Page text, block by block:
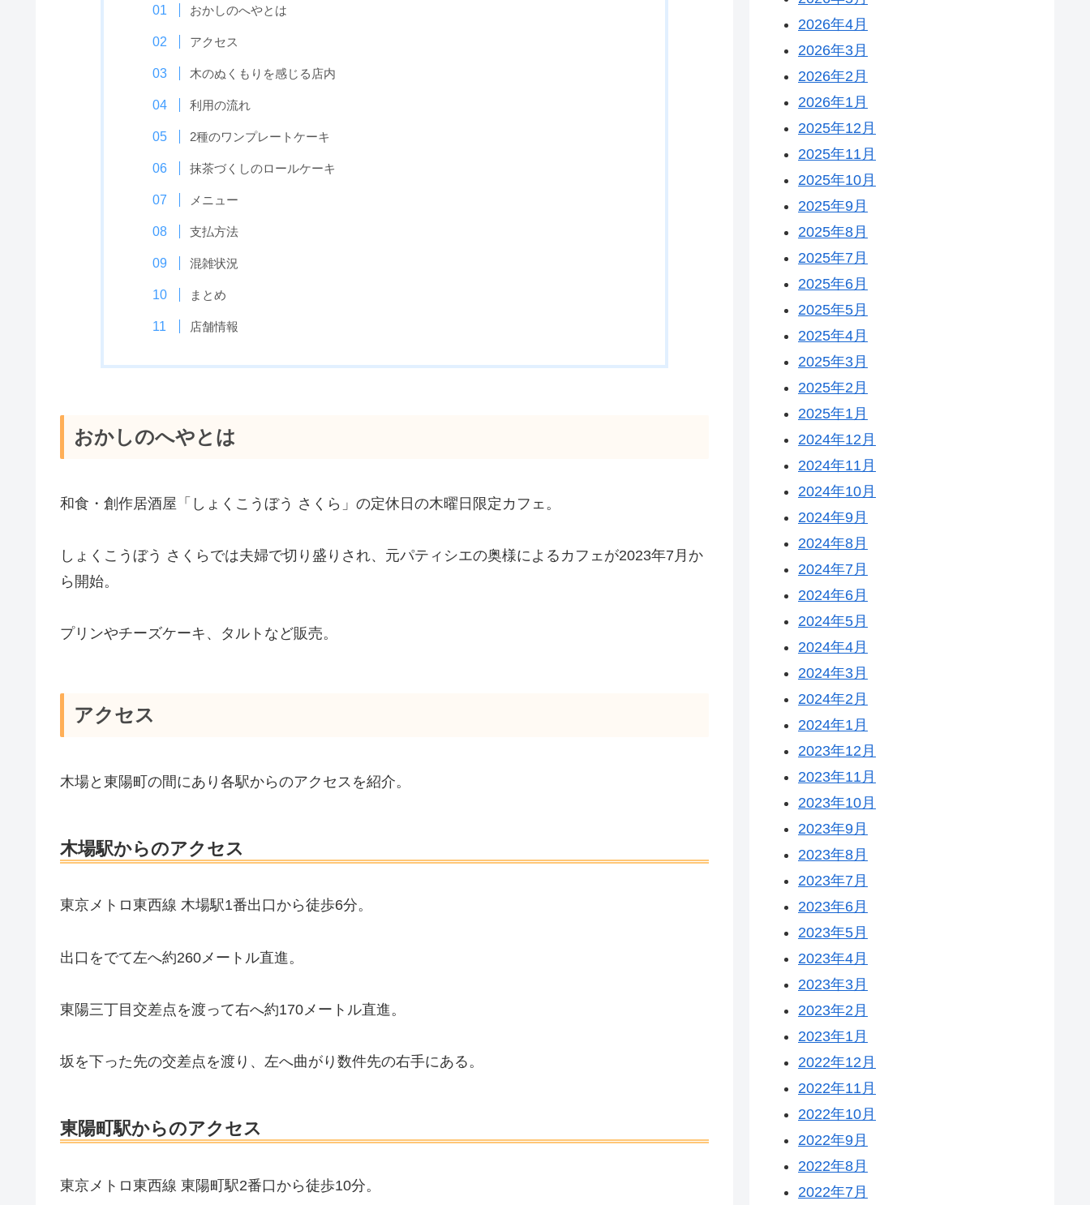
おかしのへやとは
アクセス
木のぬくもりを感じる店内
利用の流れ
2種のワンプレートケーキ
抹茶づくしのロールケーキ
メニュー
支払方法
混雑状況
まとめ
店舗情報
おかしのへやとは
和食・創作居酒屋「しょくこうぼう さくら」の定休日の木曜日限定カフェ。
しょくこうぼう さくらでは夫婦で切り盛りされ、元パティシエの奥様によるカフェが2023年7月か
ら開始。
プリンやチーズケーキ、タルトなど販売。
アクセス
木場と東陽町の間にあり各駅からのアクセスを紹介。
木場駅からのアクセス
東京メトロ東西線 木場駅1番出口から徒歩6分。
出口をでて左へ約260メートル直進。
東陽三丁目交差点を渡って右へ約170メートル直進。
坂を下った先の交差点を渡り、左へ曲がり数件先の右手にある。
東陽町駅からのアクセス
東京メトロ東西線 東陽町駅2番口から徒歩10分。
2026年4月
2026年3月
2026年2月
2026年1月
2025年12月
2025年11月
2025年10月
2025年9月
2025年8月
2025年7月
2025年6月
2025年5月
2025年4月
2025年3月
2025年2月
2025年1月
2024年12月
2024年11月
2024年10月
2024年9月
2024年8月
2024年7月
2024年6月
2024年5月
2024年4月
2024年3月
2024年2月
2024年1月
2023年12月
2023年11月
2023年10月
2023年9月
2023年8月
2023年7月
2023年6月
2023年5月
2023年4月
2023年3月
2023年2月
2023年1月
2022年12月
2022年11月
2022年10月
2022年9月
2022年8月
2022年7月